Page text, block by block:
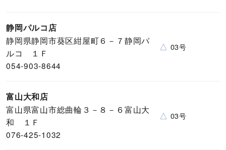
静岡パルコ店
静岡県静岡市葵区紺屋町６－７静岡パ
ルコ １Ｆ
054-903-8644
△ 03号
富山大和店
富山県富山市総曲輪３－８－６富山大
和 １Ｆ
076-425-1032
△ 03号